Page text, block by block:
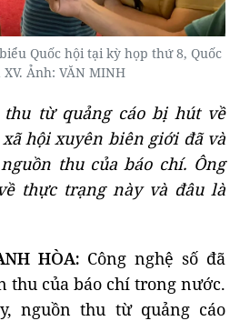
Quốc hội tại kỳ họp thứ 8, Quốc
Ảnh: VĂN MINH
từ quảng cáo bị hút về
hội xuyên biên giới đã và
thu của báo chí. Ông
thực trạng này và đâu là
HÒA: Công nghệ số đã
thu của báo chí trong nước.
nguồn thu từ quảng cáo